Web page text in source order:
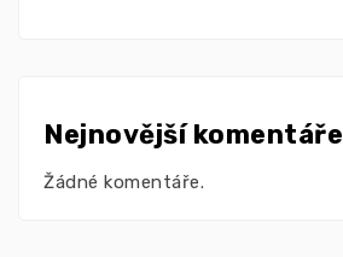
Nejnovější komentáře
Žádné komentáře.